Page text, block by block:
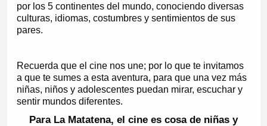
por los 5 continentes del mundo, conociendo diversas
culturas, idiomas, costumbres y sentimientos de sus
pares.
Recuerda que el cine nos une; por lo que te invitamos
a que te sumes a esta aventura, para que una vez más
niñas, niños y adolescentes puedan mirar, escuchar y
sentir mundos diferentes.
Para La Matatena, el cine es cosa de niñas y